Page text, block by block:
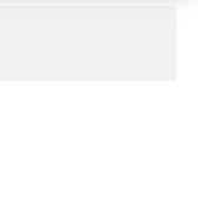
Inhalten und der
den Drittanbietern
Diese
Website nicht
Sie können Ihre